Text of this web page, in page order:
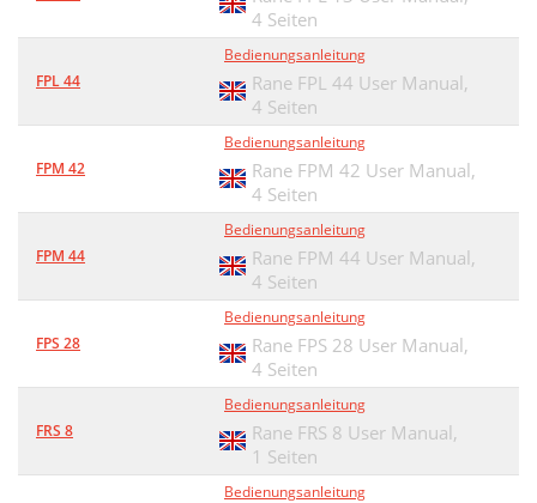
4 Seiten
FPL 44
Bedienungsanleitung
Rane FPL 44 User Manual,
4 Seiten
FPM 42
Bedienungsanleitung
Rane FPM 42 User Manual,
4 Seiten
FPM 44
Bedienungsanleitung
Rane FPM 44 User Manual,
4 Seiten
FPS 28
Bedienungsanleitung
Rane FPS 28 User Manual,
4 Seiten
FRS 8
Bedienungsanleitung
Rane FRS 8 User Manual,
1 Seiten
Bedienungsanleitung